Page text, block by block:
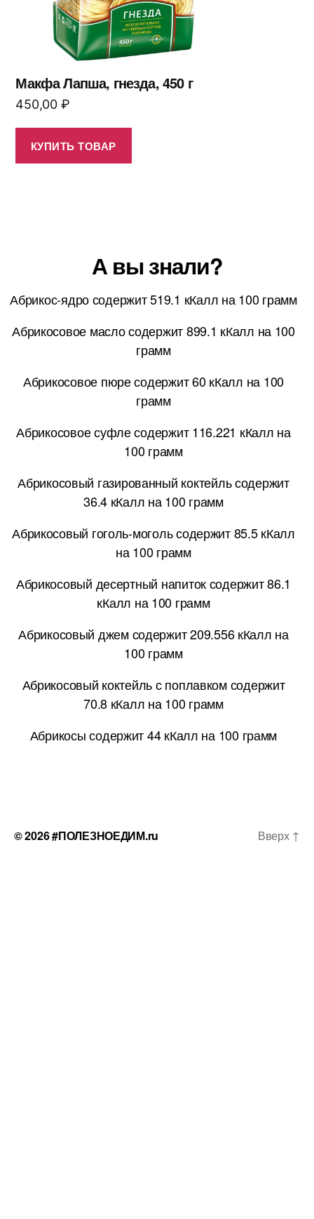
Макфа Лапша, гнезда, 450 г
450,00 ₽
КУПИТЬ ТОВАР
А вы знали?
Абрикос-ядро содержит 519.1 кКалл на 100 грамм
Абрикосовое масло содержит 899.1 кКалл на 100
грамм
Абрикосовое пюре содержит 60 кКалл на 100
грамм
Абрикосовое суфле содержит 116.221 кКалл на
100 грамм
Абрикосовый газированный коктейль содержит
36.4 кКалл на 100 грамм
Абрикосовый гоголь-моголь содержит 85.5 кКалл
на 100 грамм
Абрикосовый десертный напиток содержит 86.1
кКалл на 100 грамм
Абрикосовый джем содержит 209.556 кКалл на
100 грамм
Абрикосовый коктейль с поплавком содержит
70.8 кКалл на 100 грамм
Абрикосы содержит 44 кКалл на 100 грамм
© 2026#ПОЛЕЗНОЕДИМ.ru Вверх ↑